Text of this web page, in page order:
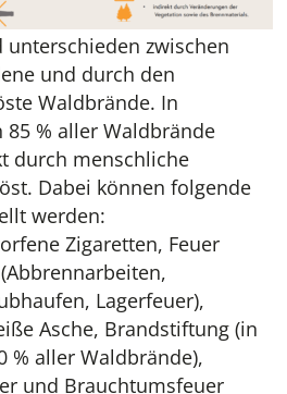
zwischen
und durch den
Waldbrände. In
% aller Waldbrände
durch menschliche
Dabei können folgende
werden:
Zigaretten, Feuer
Lagerfeuer),
Asche, Brandstiftung (in
% aller Waldbrände),
und Brauchtumsfeuer